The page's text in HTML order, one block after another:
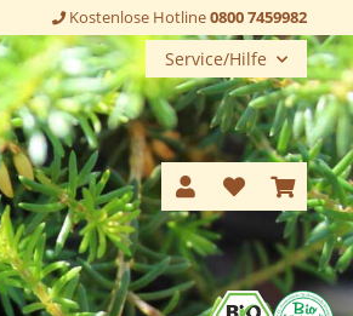
Kostenlose Hotline0800 7459982
Service/Hilfe